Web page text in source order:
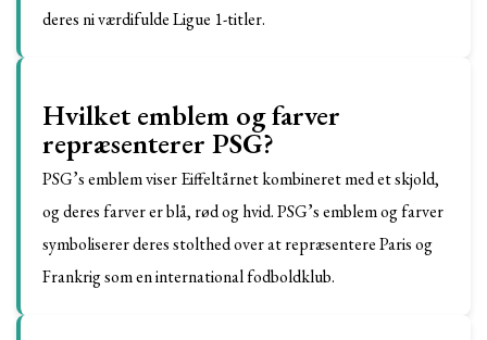
deres ni værdifulde Ligue 1-titler.
Hvilket emblem og farver
repræsenterer PSG?
PSG’s emblem viser Eiffeltårnet kombineret med et skjold,
og deres farver er blå, rød og hvid. PSG’s emblem og farver
symboliserer deres stolthed over at repræsentere Paris og
Frankrig som en international fodboldklub.